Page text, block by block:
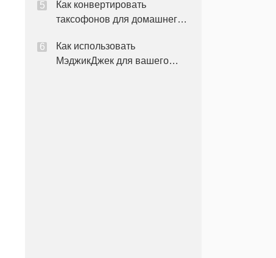
Как конвертировать
таксофонов для домашнего
Как использовать
МэджикДжек для вашего